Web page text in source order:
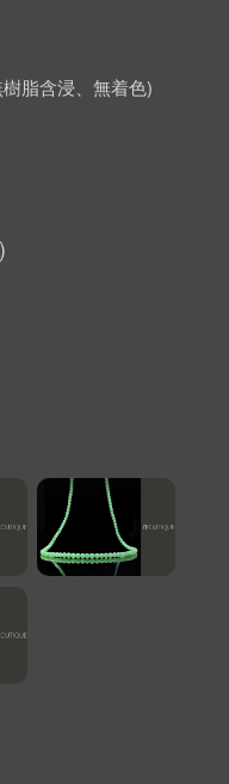
脂含浸、無着色)